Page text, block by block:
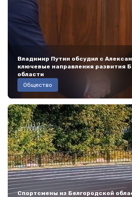
Владимир Путин обсудил с
ключевые направления развития
области
Общество
Спортсмены из Белгородской